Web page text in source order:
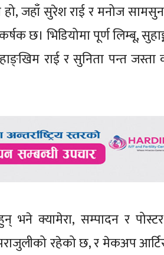
हो, जहाँ सुरेश राई र मनोज
छ। भिडियोमा पूर्ण लिम्बू,
राई र सुनिता पन्त
भने क्यामेरा, सम्पादन र
रहेको छ, र मेकअप